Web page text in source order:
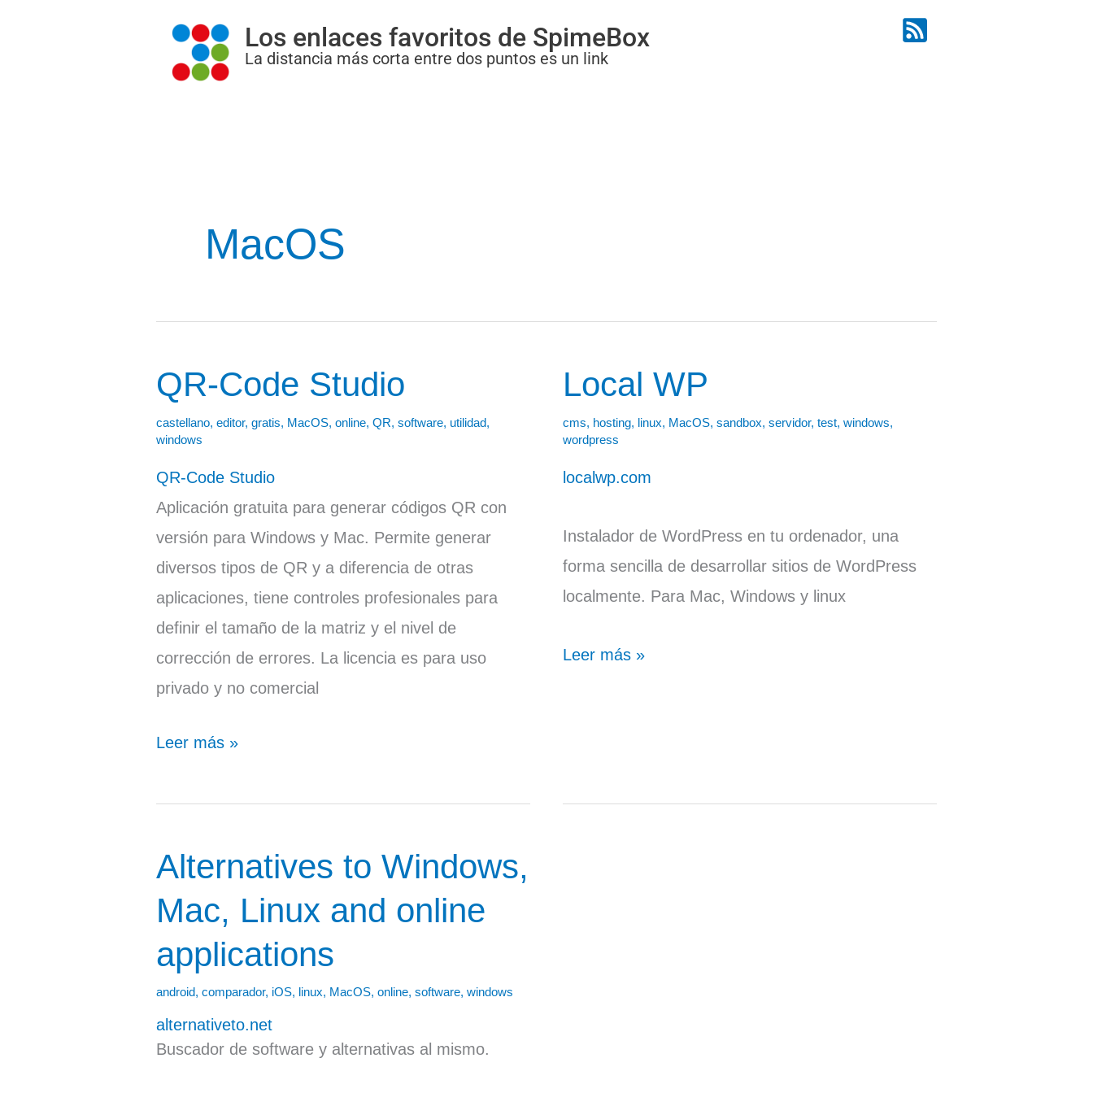
Los enlaces favoritos de SpimeBox
La distancia más corta entre dos puntos es un link
MacOS
QR-Code Studio
castellano, editor, gratis, MacOS, online, QR, software, utilidad,
windows
QR-Code Studio
Aplicación gratuita para generar códigos QR con
versión para Windows y Mac. Permite generar
diversos tipos de QR y a diferencia de otras
aplicaciones, tiene controles profesionales para
definir el tamaño de la matriz y el nivel de
corrección de errores. La licencia es para uso
privado y no comercial
QR-
Code
Studio
Leer más »
Local WP
cms, hosting, linux, MacOS, sandbox, servidor, test, windows,
wordpress
localwp.com
Instalador de WordPress en tu ordenador, una
forma sencilla de desarrollar sitios de WordPress
localmente. Para Mac, Windows y linux
Local
Leer más »
Alternatives to Windows,
Mac, Linux and online
applications
android, comparador, iOS, linux, MacOS, online, software, windows
alternativeto.net
Buscador de software y alternativas al mismo.
Alternatives
Windows,
Mac,
Linux
online